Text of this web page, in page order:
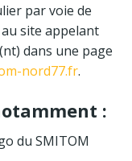
par voie de
site appelant
dans une page
nord77.fr.
:
du SMITOM